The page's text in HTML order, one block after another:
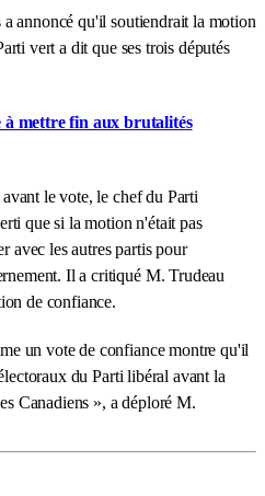
annoncé qu'il soutiendrait la motion
vert a dit que ses trois députés
mettre fin aux brutalités
le vote, le chef du Parti
que si la motion n'était pas
avec les autres partis pour
Il a critiqué M. Trudeau
de confiance.
un vote de confiance montre qu'il
du Parti libéral avant la
Canadiens », a déploré M.